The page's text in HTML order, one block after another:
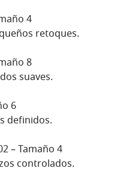
4
retoques.
8
suaves.
6
definidos.
– Tamaño 4
controlados.